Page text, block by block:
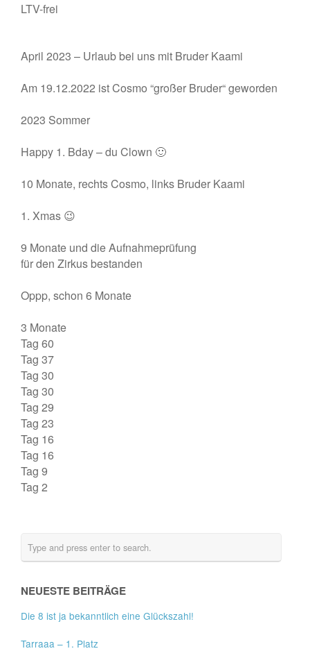
LTV-frei
April 2023 – Urlaub bei uns mit Bruder Kaami
Am 19.12.2022 ist Cosmo “großer Bruder“ geworden
2023 Sommer
Happy 1. Bday – du Clown 🙂
10 Monate, rechts Cosmo, links Bruder Kaami
1. Xmas 😉
9 Monate und die Aufnahmeprüfung
für den Zirkus bestanden
Oppp, schon 6 Monate
3 Monate
Tag 60
Tag 37
Tag 30
Tag 30
Tag 29
Tag 23
Tag 16
Tag 16
Tag 9
Tag 2
NEUESTE BEITRÄGE
Die 8 ist ja bekanntlich eine Glückszahl!
Tarraaa – 1. Platz